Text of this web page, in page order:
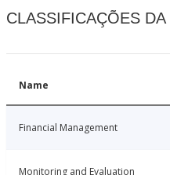
CLASSIFICAÇÕES
Name
Financial Management
Monitoring and Evaluation